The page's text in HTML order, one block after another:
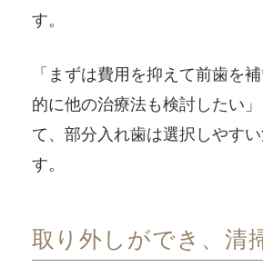
す。
「まずは費用を抑えて前歯を
的に他の治療法も検討したい
て、部分入れ歯は選択しやす
す。
取り外しができ、清